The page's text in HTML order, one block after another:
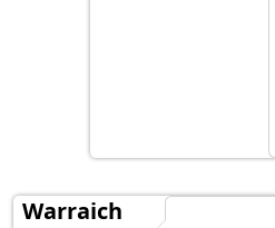
Warraich